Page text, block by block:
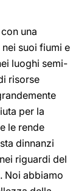
una
suoi fiumi e
luoghi semi-
risorse
per la
le rende
dinnanzi
riguardi del
Noi abbiamo